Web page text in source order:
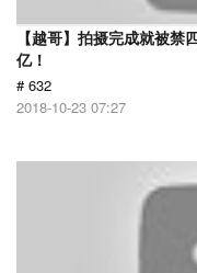
【越哥】拍摄完成就被
亿！
# 632
2018-10-23 07:27